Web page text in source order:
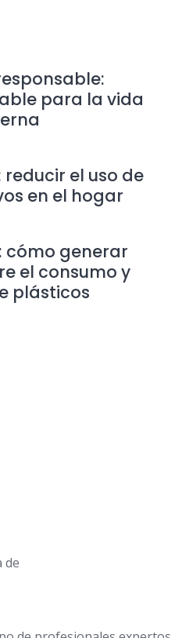
para la vida
el uso de
en el hogar
cómo generar
el consumo y
plásticos
de